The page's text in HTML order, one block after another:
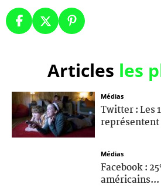
Articles les
Médias
Twitter : Les
représentent
Médias
Facebook :
américains...